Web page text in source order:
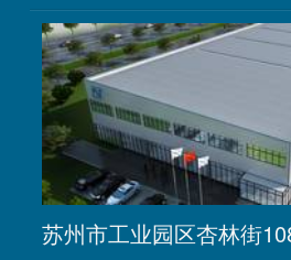
苏州市工业园区杏林街